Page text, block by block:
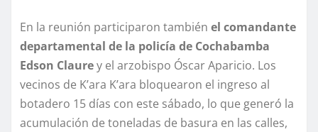
En la reunión participaron también el comandante
departamental de la policía de Cochabamba
Edson Claurey el arzobispo Óscar Aparicio. Los
vecinos de K’ara K’ara bloquearon el ingreso al
botadero 15 días con este sábado, lo que generó la
acumulación de toneladas de basura en las calles,